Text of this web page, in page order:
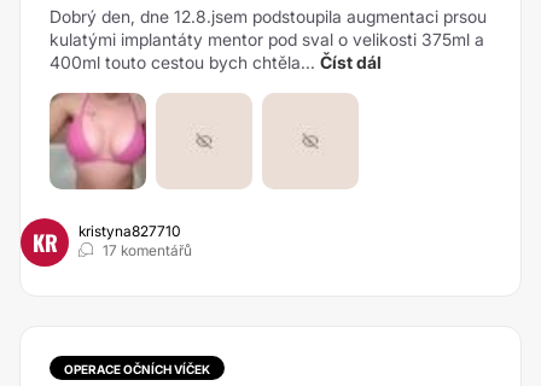
Dobrý den, dne 12.8.jsem podstoupila augmentaci prsou
kulatými implantáty mentor pod sval o velikosti 375ml a
400ml touto cestou bych chtěla... Číst dál
KR
kristyna827710
17 komentářů
OPERACE OČNÍCH VÍČEK